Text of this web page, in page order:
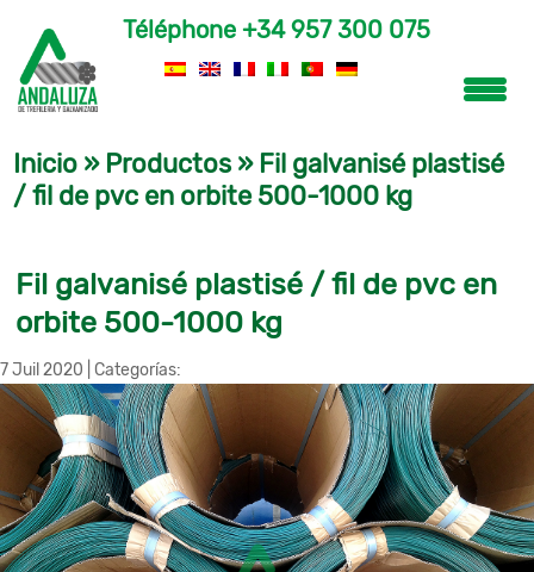
Téléphone +34 957 300 075
Inicio » Productos» Fil galvanisé plastisé
/ fil de pvc en orbite 500-1000 kg
Fil galvanisé plastisé / fil de pvc en
orbite 500-1000 kg
7 Juil 2020 Categorías: